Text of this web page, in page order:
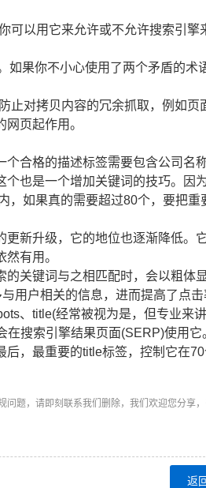
可以用它来允许或不允许搜索引擎
果你不小心使用了两个矛盾的术
止对拷贝内容的冗余抓取，例如页
页起作用。
合格的描述标签需要包含公司名
也是一个增加关键词的技巧。因
，如果真的需要超过80个，要把重
新升级，它的地位也逐渐降低。
有用。
关键词与之相匹配时，会以粗体
用户相关的信息，进而提高了点击
、title(经常被视为是，但专业来讲
在搜索引擎结果页面(SERP)使用它
，最重要的title标签，控制它在
题，请即刻联系我们删除，我们欢迎您分享
返